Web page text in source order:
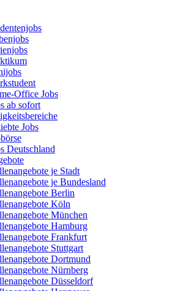
Office Jobs
ab sofort
Jobs
Deutschland
je Stadt
je Bundesland
Berlin
Köln
München
Hamburg
Frankfurt
Stuttgart
Dortmund
Nürnberg
Düsseldorf